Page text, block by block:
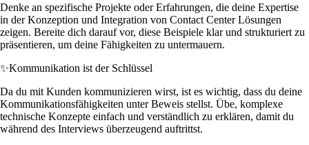
Denke an spezifische Projekte oder Erfahrungen, die deine Expertise
in der Konzeption und Integration von Contact Center Lösungen
zeigen. Bereite dich darauf vor, diese Beispiele klar und strukturiert zu
präsentieren, um deine Fähigkeiten zu untermauern.
✨Kommunikation ist der Schlüssel
Da du mit Kunden kommunizieren wirst, ist es wichtig, dass du deine
Kommunikationsfähigkeiten unter Beweis stellst. Übe, komplexe
technische Konzepte einfach und verständlich zu erklären, damit du
während des Interviews überzeugend auftrittst.